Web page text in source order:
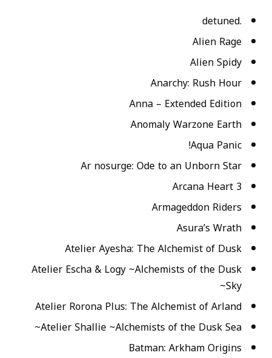
.detuned
Alien Rage
Alien Spidy
Anarchy: Rush Hour
Anna – Extended Edition
Anomaly Warzone Earth
Aqua Panic!
Ar nosurge: Ode to an Unborn Star
Arcana Heart 3
Armageddon Riders
Asura’s Wrath
Atelier Ayesha: The Alchemist of Dusk
Atelier Escha & Logy ~Alchemists of the Dusk
Sky~
Atelier Rorona Plus: The Alchemist of Arland
Atelier Shallie ~Alchemists of the Dusk Sea~
Batman: Arkham Origins